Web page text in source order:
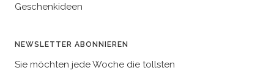
Geschenkideen
NEWSLETTER ABONNIEREN
Sie möchten jede Woche die tollsten